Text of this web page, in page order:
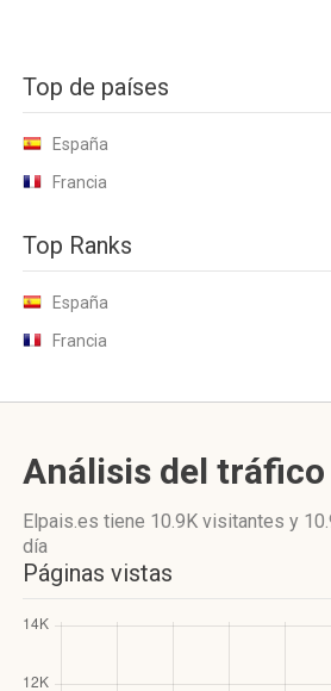
Top de países
España
Francia
Top Ranks
España
Francia
Análisis del tráfico
Elpais.es tiene 10.9K visitantes y
día
Páginas vistas